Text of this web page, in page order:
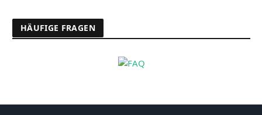
HÄUFIGE FRAGEN